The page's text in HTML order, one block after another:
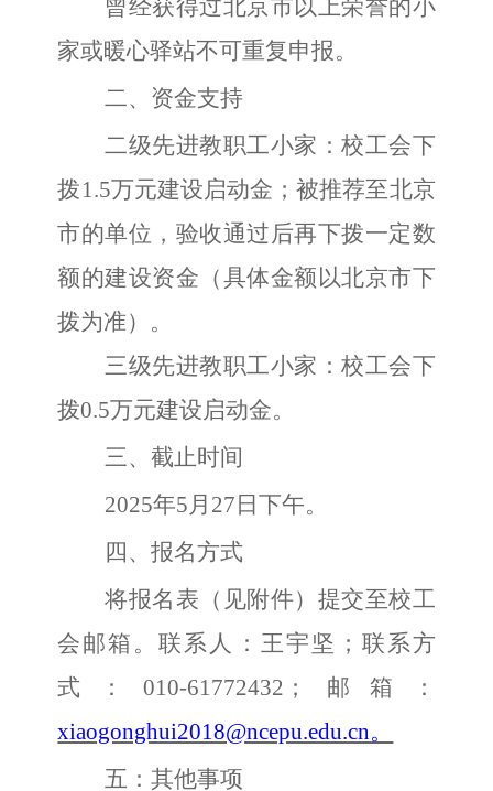
曾经获得过北京市以上荣誉的小
家或暖心驿站不可重复申报。
二、资金支持
二级先进教职工小家：校工会下
拨1.5万元建设启动金；被推荐至北京
市的单位，验收通过后再下拨一定数
额的建设资金（具体金额以北京市下
拨为准）。
三级先进教职工小家：校工会下
拨0.5万元建设启动金。
三、截止时间
2025年5月27日下午。
四、报名方式
将报名表（见附件）提交至校工
会邮箱。联系人：王宇坚； 联系方
式：010-61772432；邮箱：
xiaogonghui2018@ncepu.edu.cn。
五：其他事项